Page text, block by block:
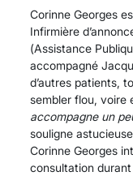
Corinne Georges
Infirmière
(Assistance
accompagné
d’autres patients,
sembler flou, voire
accompagne un
souligne
Corinne Georges
consultation